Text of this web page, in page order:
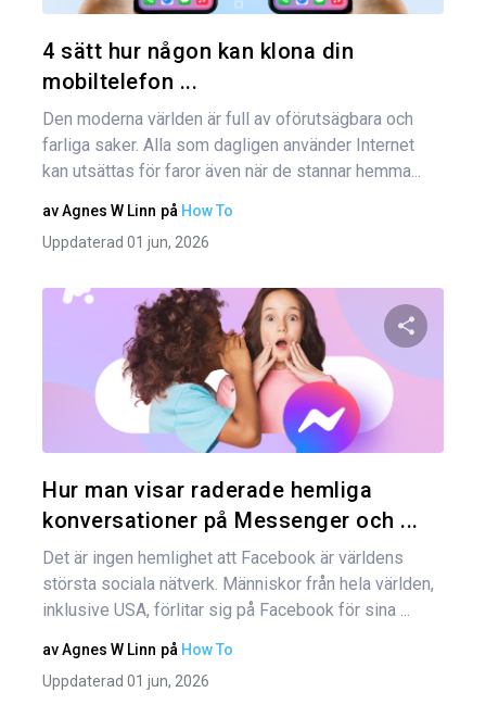
4 sätt hur någon kan klona din
mobiltelefon ...
Den moderna världen är full av oförutsägbara och
farliga saker. Alla som dagligen använder Internet
kan utsättas för faror även när de stannar hemma...
avAgnes W Linn på How To
Uppdaterad 01 jun, 2026
Dela
Hur man visar raderade hemliga
konversationer på Messenger och ...
Det är ingen hemlighet att Facebook är världens
största sociala nätverk. Människor från hela världen,
inklusive USA, förlitar sig på Facebook för sina ...
avAgnes W Linn på How To
Uppdaterad 01 jun, 2026